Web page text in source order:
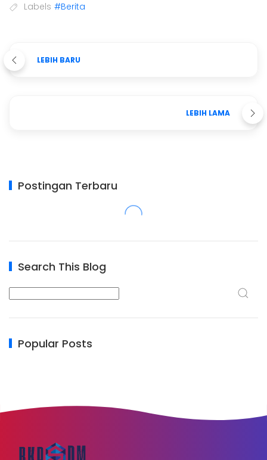
Labels #Berita
LEBIH BARU
LEBIH LAMA
Postingan Terbaru
Search This Blog
Popular Posts